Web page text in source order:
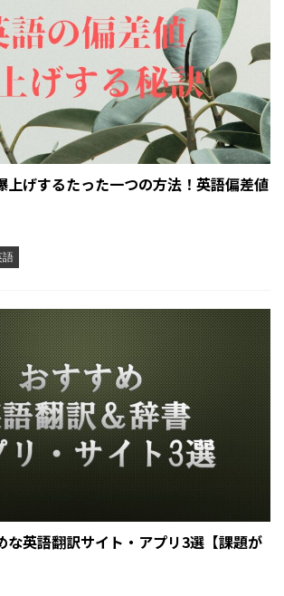
上げするたった一つの方法！英語偏差値
語
な英語翻訳サイト・アプリ3選【課題が